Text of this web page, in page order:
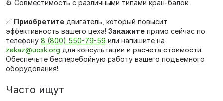
⚙️ Совместимость с различными типами кран-балок
✅ Приобретите двигатель, который повысит
эффективность вашего цеха! Закажите прямо сейчас по
телефону 8 (800) 550-79-59 или напишите на
zakaz@uesk.org для консультации и расчета стоимости.
Обеспечьте бесперебойную работу вашего подъемного
оборудования!
Часто ищут